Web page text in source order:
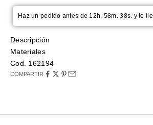
Haz un pedido antes de 12h. 58m. 38s. y te
Descripción
Materiales
Cod. 162194
COMPARTIR